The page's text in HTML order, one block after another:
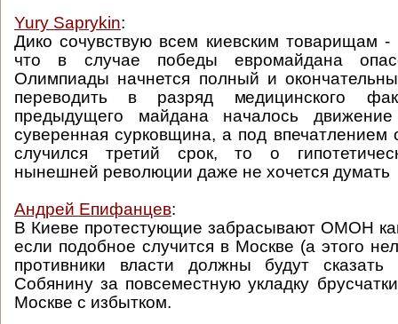
Yury Saprykin:
Дико сочувствую всем киевским товарищам -
что в случае победы евромайдана
Олимпиады начнется полный и
переводить в разряд медицинского
предыдущего майдана началось
суверенная сурковщина, а под впечатлением
случился третий срок, то о
нынешней революции даже не хочется думать
Андрей Епифанцев:
В Киеве протестующие забрасывают ОМОН
если подобное случится в Москве (а этого
противники власти должны будут
Собянину за повсеместную укладку
Москве с избытком.